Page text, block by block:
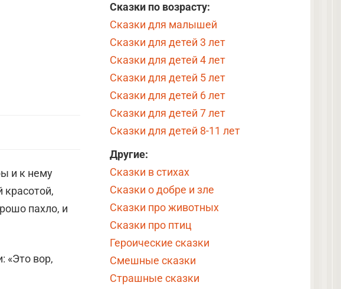
и к нему
пахло, и
«Это вор,
Сказки по возрасту:
Сказки для малышей
Сказки для детей 3 лет
Сказки для детей 4 лет
Сказки для детей 5 лет
Сказки для детей 6 лет
Сказки для детей 7 лет
Сказки для детей 8-11 лет
Другие:
Сказки в стихах
Сказки о добре и зле
Сказки про животных
Сказки про птиц
Героические сказки
Смешные сказки
Страшные сказки